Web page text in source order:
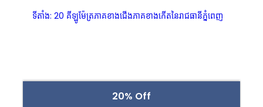
20% Off
ទីតាំង: 20 គីឡូម៉ែត្រភាគខាងជើងភាគខាងកើតនៃរាជធានីភ្នំពេញ